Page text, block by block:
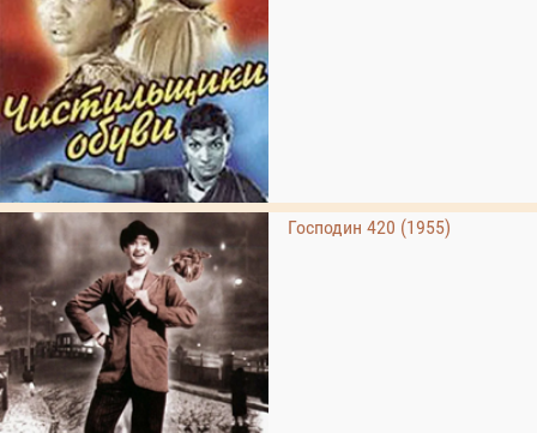
Господин 420 (1955)